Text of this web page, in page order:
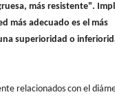
más resistente".
más adecuado es el más
superioridad o
relacionados con el